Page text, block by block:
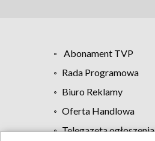
Abonament TVP
Rada Programowa
Biuro Reklamy
Oferta Handlowa
Telegazeta ogłoszenia